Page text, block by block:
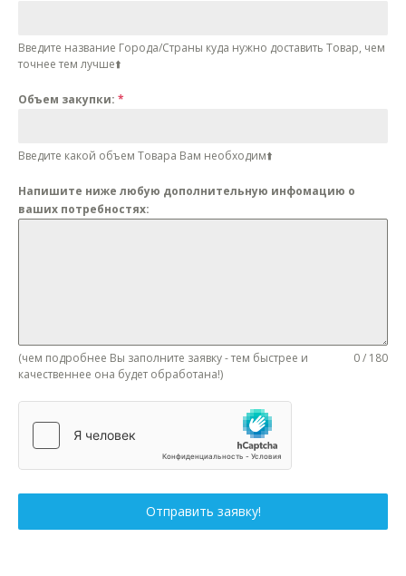
Введите название Города/Cтраны куда нужно доставить Товар, чем
точнее тем лучше⬆️
Объем закупки: *
Введите какой объем Товара Вам необходим⬆️
Напишите ниже любую дополнительную инфомацию о
ваших потребностях:
(чем подробнее Вы заполните заявку - тем быстрее и
качественнее она будет обработана!)
0 / 180
Отправить заявку!